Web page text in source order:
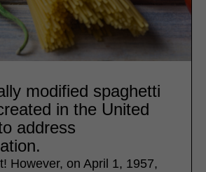
modified spaghetti
in the United
address
However, on April 1, 1957,